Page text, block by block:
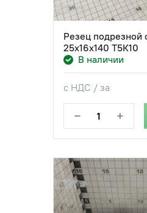
Резец подрезной
25х16х140 Т5К10
В наличии
с НДС / за
− +